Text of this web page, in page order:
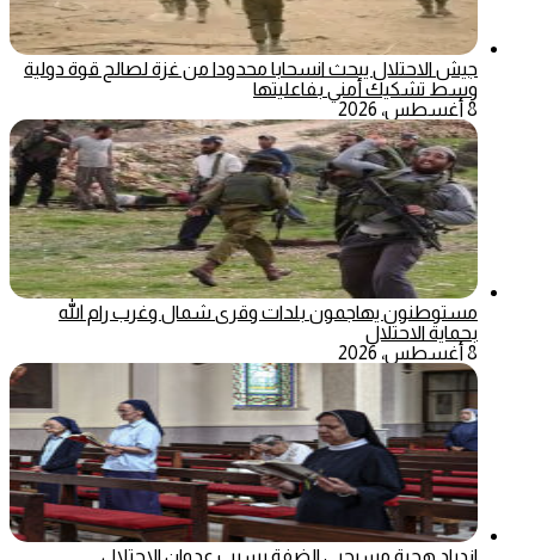
جيش الاحتلال يبحث انسحابا محدودا من غزة لصالح قوة دولية
وسط تشكيك أمني بفاعليتها
8 أغسطس، 2026
مستوطنون يهاجمون بلدات وقرى شمال وغرب رام الله
بحماية الاحتلال
8 أغسطس، 2026